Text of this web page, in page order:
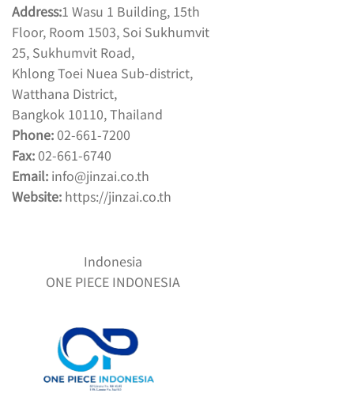
Address:1 Wasu 1 Building, 15th
Floor, Room 1503, Soi Sukhumvit
25, Sukhumvit Road,
Khlong Toei Nuea Sub-district,
Watthana District,
Bangkok 10110, Thailand
Phone:02-661-7200
Fax:02-661-6740
Email: info@jinzai.co.th
Website: https://jinzai.co.th
Indonesia
ONE PIECE INDONESIA